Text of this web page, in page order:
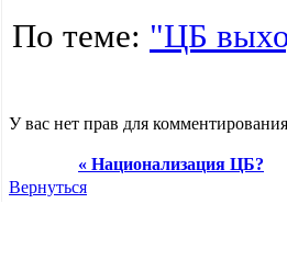
По теме: "ЦБ
У вас нет прав для
« Национализация ЦБ?
Вернуться